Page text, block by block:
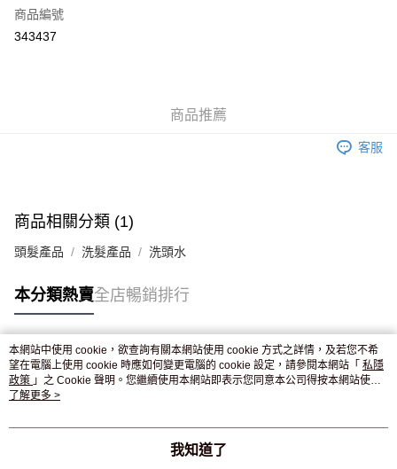
Apple Pay
付款後門市自取，訂單確認後2-4個工作天到店，7天內取。逾期後
商品編號
343437
商品推薦
客服
商品相關分類 (1)
頭髮產品 洗髮產品 洗頭水
本分類熱賣全店暢銷排行
熱門標籤
熱銷排行
本網站中使用 cookie，欲查詢有關本網站使用 cookie 方式之詳情，及若您不希
望在電腦上使用 cookie 時應如何變更電腦的 cookie 設定，請參閱本網站「 私隱
政策 」之 Cookie 聲明。您繼續使用本網站即表示您同意本公司得按本網站使用
條款之 Cookie 聲明使用 cookie。
了解更多 >
我知道了